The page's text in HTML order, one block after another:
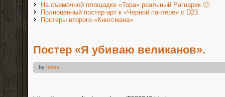
На съемочной площадке «Тора» реальный Рагнарек 🙂
Полноценный постер-арт к «Черной пантере» с D23.
Постеры второго «Кингсмана».
Постер «Я убиваю великанов».
by news